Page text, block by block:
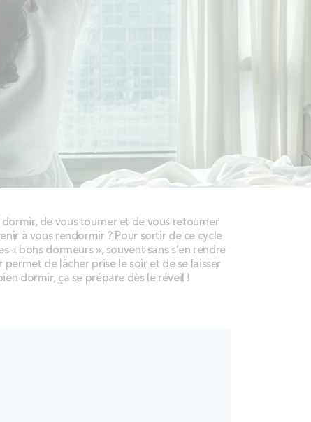
de vous tourner et de vous retourner
à vous rendormir ? Pour sortir de ce cycle
bons dormeurs », souvent sans s’en rendre
de lâcher prise le soir et de se laisser
dormir, ça se prépare dès le réveil !